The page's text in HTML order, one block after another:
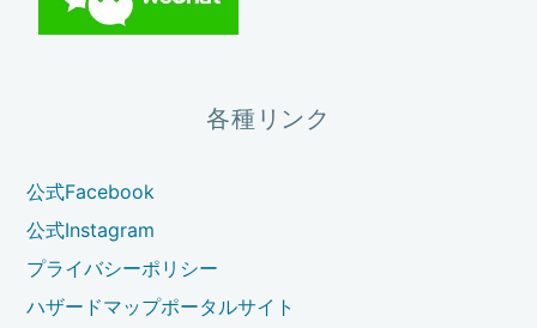
各種リンク
公式Facebook
公式Instagram
プライバシーポリシー
ハザードマップポータルサイト